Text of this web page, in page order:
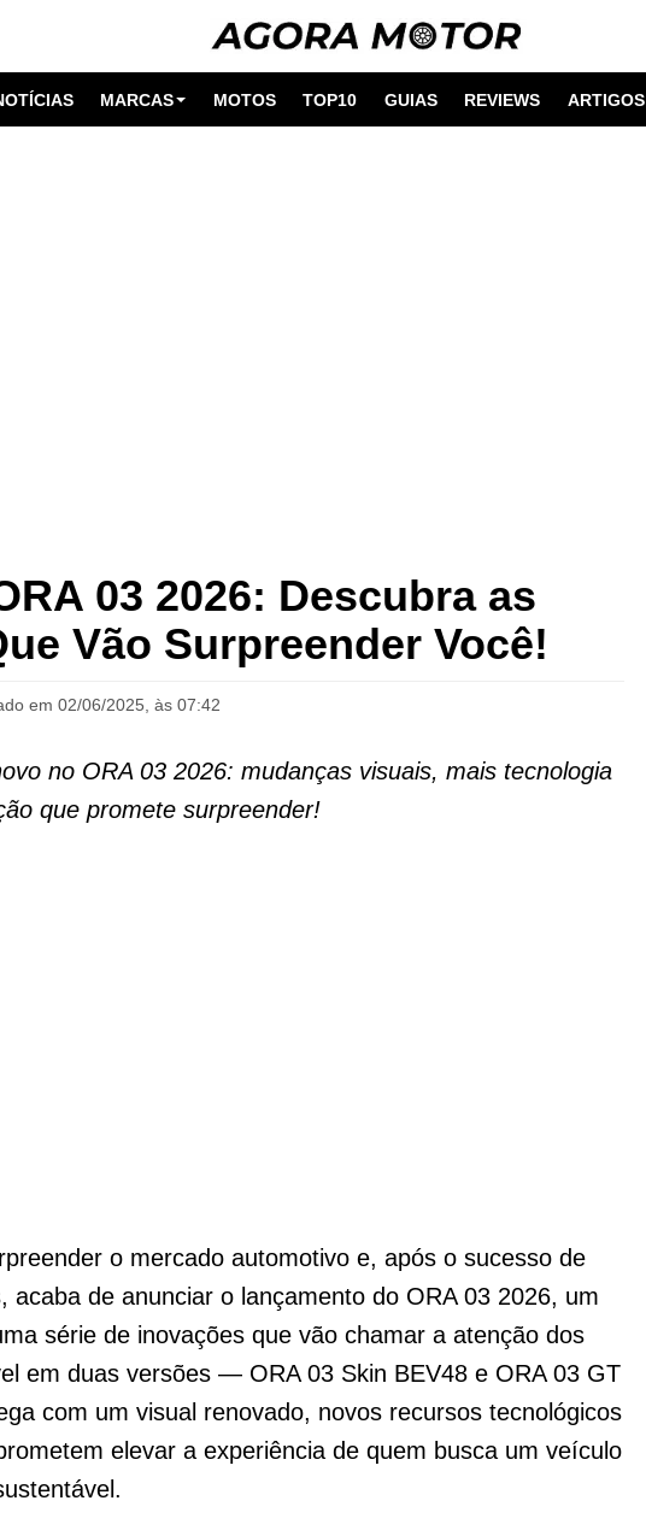
MARCAS MOTOS TOP10 GUIAS REVIEWS ARTIGOS
03 2026: Descubra as
Vão Surpreender Você!
em 02/06/2025, às 07:42
no ORA 03 2026: mudanças visuais, mais tecnologia
que promete surpreender!
o mercado automotivo e, após o sucesso de
acaba de anunciar o lançamento do ORA 03 2026, um
série de inovações que vão chamar a atenção dos
em duas versões — ORA 03 Skin BEV48 e ORA 03 GT
com um visual renovado, novos recursos tecnológicos
elevar a experiência de quem busca um veículo